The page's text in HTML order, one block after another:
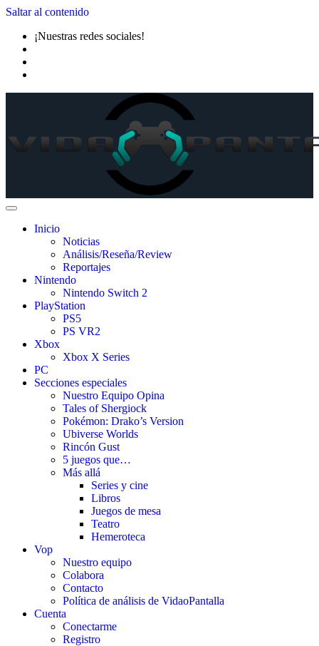
Saltar al contenido
¡Nuestras redes sociales!
Inicio
Noticias
Análisis/Reseña/Review
Reportajes
Nintendo
Nintendo Switch 2
PlayStation
PS5
PS VR2
Xbox
Xbox X Series
PC
Secciones especiales
Nuestro Equipo Opina
Tales of Shergiock
Pokémon: Drako’s Version
Ubiverse Worlds
Rincón Gust
5 juegos que…
Más allá
Series y cine
Libros
Juegos de mesa
Teatro
Hemeroteca
Vop
Nuestro equipo
Colabora
Contacto
Política de análisis de VidaoPantalla
Cuenta
Conectarme
Registro